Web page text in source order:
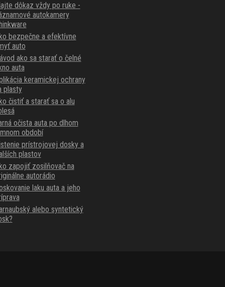
dôkaz vždy po ruke -
autokamery
bezpečne a efektívne
auto
ako sa starať o čelné
auta
keramickej ochrany
plasty
čistiť a starať sa o alu
očista auta po dlhom
období
prístrojovej dosky a
plastov
zapojiť zosilňovač na
autorádio
laku auta a jeho
alebo syntetický